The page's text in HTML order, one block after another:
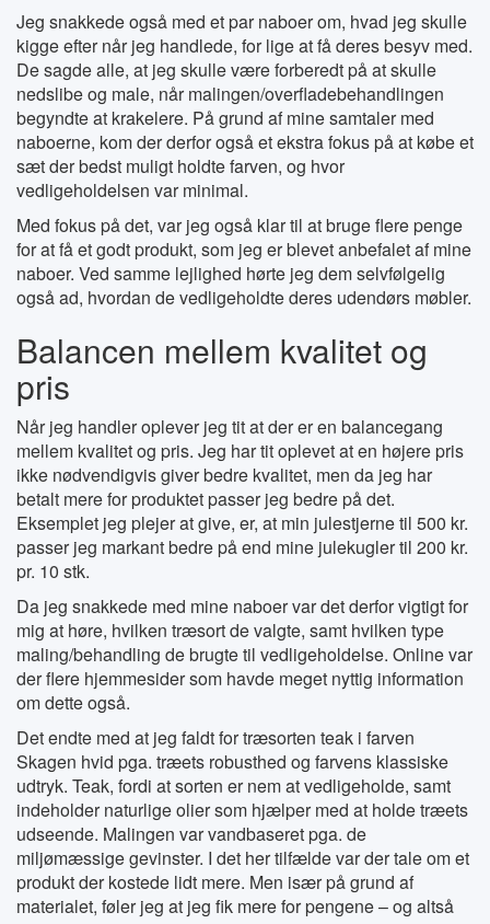
Jeg snakkede også med et par naboer om, hvad jeg skulle
kigge efter når jeg handlede, for lige at få deres besyv med.
De sagde alle, at jeg skulle være forberedt på at skulle
nedslibe og male, når malingen/overfladebehandlingen
begyndte at krakelere. På grund af mine samtaler med
naboerne, kom der derfor også et ekstra fokus på at købe et
sæt der bedst muligt holdte farven, og hvor
vedligeholdelsen var minimal.
Med fokus på det, var jeg også klar til at bruge flere penge
for at få et godt produkt, som jeg er blevet anbefalet af mine
naboer. Ved samme lejlighed hørte jeg dem selvfølgelig
også ad, hvordan de vedligeholdte deres udendørs møbler.
Balancen mellem kvalitet og
pris
Når jeg handler oplever jeg tit at der er en balancegang
mellem kvalitet og pris. Jeg har tit oplevet at en højere pris
ikke nødvendigvis giver bedre kvalitet, men da jeg har
betalt mere for produktet passer jeg bedre på det.
Eksemplet jeg plejer at give, er, at min julestjerne til 500 kr.
passer jeg markant bedre på end mine julekugler til 200 kr.
pr. 10 stk.
Da jeg snakkede med mine naboer var det derfor vigtigt for
mig at høre, hvilken træsort de valgte, samt hvilken type
maling/behandling de brugte til vedligeholdelse. Online var
der flere hjemmesider som havde meget nyttig information
om dette også.
Det endte med at jeg faldt for træsorten teak i farven
Skagen hvid pga. træets robusthed og farvens klassiske
udtryk. Teak, fordi at sorten er nem at vedligeholde, samt
indeholder naturlige olier som hjælper med at holde træets
udseende. Malingen var vandbaseret pga. de
miljømæssige gevinster. I det her tilfælde var der tale om et
produkt der kostede lidt mere. Men især på grund af
materialet, føler jeg at jeg fik mere for pengene – og altså